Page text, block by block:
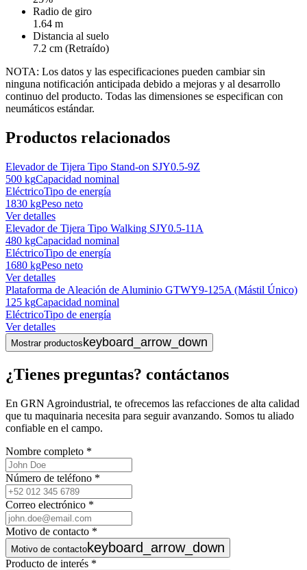
Radio de giro
1.64 m
Distancia al suelo
7.2 cm (Retraído)
NOTA: Los datos y las especificaciones pueden cambiar sin
ninguna notificación anticipada debido a mejoras y al desarrollo
continuo del producto. Todas las dimensiones se especifican con
neumáticos estándar.
Productos relacionados
Elevador de Tijera Tipo Stand-on SJY0.5-9Z
500 kgCapacidad nominal
EléctricoTipo de energía
1830 kgPeso neto
Ver detalles
Elevador de Tijera Tipo Walking SJY0.5-11A
480 kgCapacidad nominal
EléctricoTipo de energía
1680 kgPeso neto
Ver detalles
Plataforma de Aleación de Aluminio GTWY9-125A (Mástil Único)
125 kgCapacidad nominal
EléctricoTipo de energía
Ver detalles
Mostrar productoskeyboard_arrow_down
¿Tienes preguntas? contáctanos
En GRN Agroindustrial, te ofrecemos las refacciones de alta calidad
que tu maquinaria necesita para seguir avanzando. Somos tu aliado
confiable en el campo.
Nombre completo *
Número de teléfono *
Correo electrónico *
Motivo de contacto *
Motivo de contactokeyboard_arrow_down
Producto de interés *